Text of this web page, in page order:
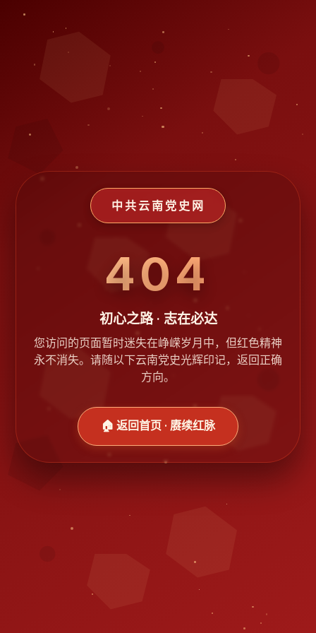
中共云南党史网
404
初心之路 · 志在必达
您访问的页面暂时迷失在峥嵘岁月中，但红色精神
永不消失。请随以下云南党史光辉印记，返回正确
方向。
🏠 返回首页 · 赓续红脉